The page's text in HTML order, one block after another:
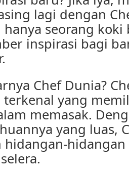
lagi dengan
seorang
inspirasi bagi
Chef Dunia?
terkenal yang
memasak.
yang luas,
hidangan-